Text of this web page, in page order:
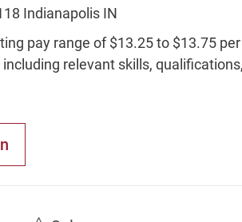
Indianapolis IN
pay range of $13.25 to $13.75
relevant skills,